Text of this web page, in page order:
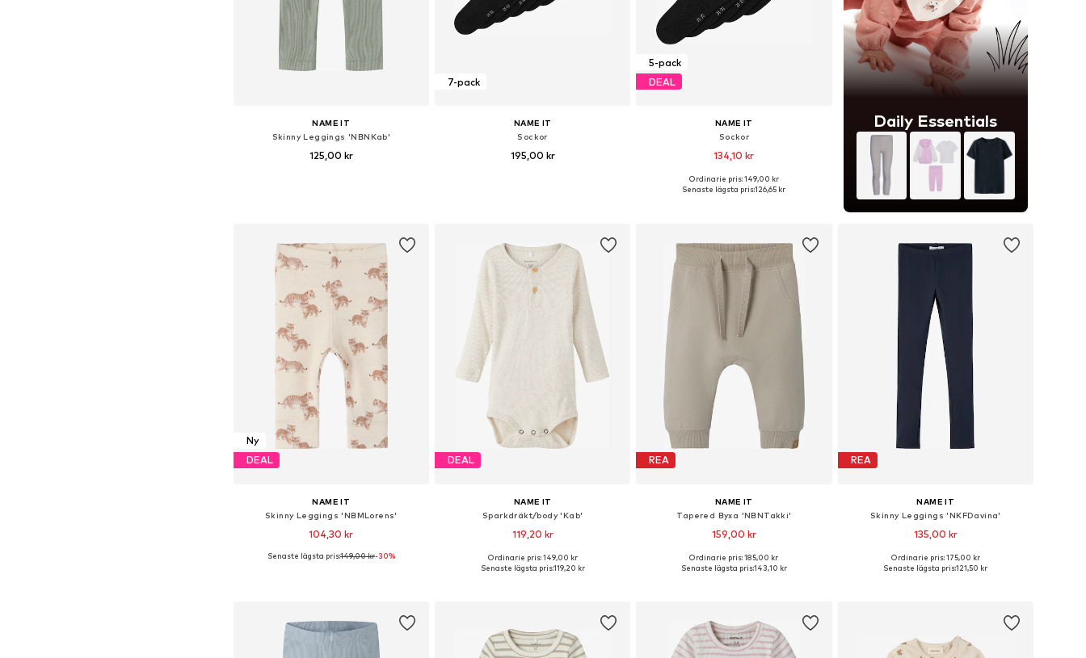
NAME IT
Skinny Leggings 'NBNKab'
125,00 kr
7-pack
NAME IT
Sockor
195,00 kr
5-pack
DEAL
NAME IT
Sockor
134,10 kr
Tillgänglig i många storlekar
Ordinarie pris: 149,00 kr
Senaste lägsta pris:126,65 kr
Daily Essentials
Ny
DEAL
NAME IT
Skinny Leggings 'NBMLorens'
104,30 kr
Senaste lägsta pris:149,00 kr-30%
DEAL
NAME IT
Sparkdräkt/body 'Kab'
119,20 kr
+12
Tillgänglig i många storlekar
Ordinarie pris: 149,00 kr
Senaste lägsta pris:119,20 kr
REA
NAME IT
Tapered Byxa 'NBNTakki'
159,00 kr
Tillgänglig i många storlekar
Ordinarie pris: 185,00 kr
Senaste lägsta pris:143,10 kr
REA
NAME IT
Skinny Leggings 'NKFDavina'
135,00 kr
+7
Tillgänglig i många storlekar
Ordinarie pris: 175,00 kr
Senaste lägsta pris:121,50 kr